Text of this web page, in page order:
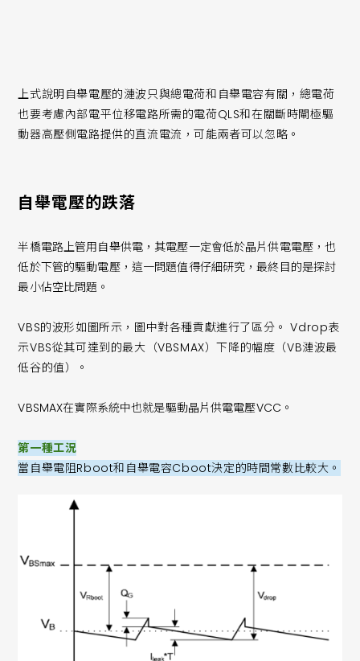
上式說明自舉電壓的漣波只與總電荷和自舉電容有關，總電荷
也要考慮內部電平位移電路所需的電荷QLS和在關斷時閘極驅
動器高壓側電路提供的直流電流，可能兩者可以忽略。
自舉電壓的跌落
半橋電路上管用自舉供電，其電壓一定會低於晶片供電電壓，也
低於下管的驅動電壓，這一問題值得仔細研究，最終目的是探討
最小佔空比問題。
VBS的波形如圖所示，圖中對各種貢獻進行了區分。 Vdrop表
示VBS從其可達到的最大（VBSMAX）下降的幅度（VB漣波最
低谷的值）。
VBSMAX在實際系統中也就是驅動晶片供電電壓VCC。
第一種工況
當自舉電阻Rboot和自舉電容Cboot決定的時間常數比較大。